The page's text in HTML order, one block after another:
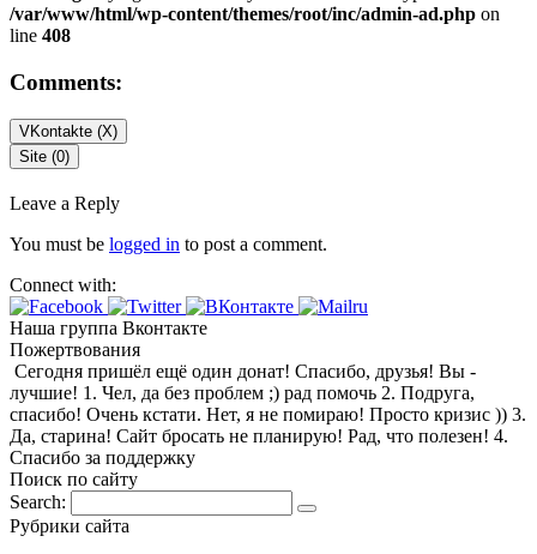
/var/www/html/wp-content/themes/root/inc/admin-ad.php on
line 408
Comments:
VKontakte (X)
Site (0)
Leave a Reply
You must be logged in to post a comment.
Connect with:
Наша группа Вконтакте
Пожертвования
Сегодня пришёл ещё один донат! Спасибо, друзья! Вы -
лучшие! 1. Чел, да без проблем ;) рад помочь 2. Подруга,
спасибо! Очень кстати. Нет, я не помираю! Просто кризис )) 3.
Да, старина! Сайт бросать не планирую! Рад, что полезен! 4.
Спасибо за поддержку
Поиск по сайту
Search:
Рубрики сайта